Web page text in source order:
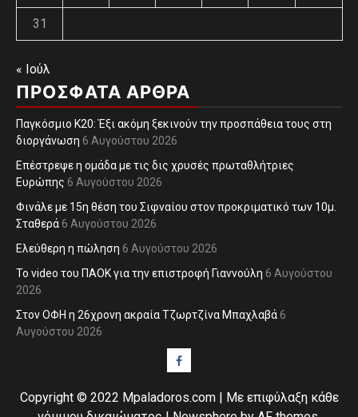
31
« Ιούλ
ΠΡΌΣΦΑΤΑ ΆΡΘΡΑ
Παγκόσμιο Κ20: Έξι ακόμη ξεκινούν την προσπάθεια τους στη
διοργάνωση 6 Αυγούστου 2026
Επέστρεψε η ομάδα με τις δις χρυσές πρωταθλήτριες
Ευρώπης 6 Αυγούστου 2026
Φινάλε με 15η θέση του Σιφναίου στον προκριματικό των 10μ.
Σταθερά 6 Αυγούστου 2026
Eλεύθερη η πώληση 6 Αυγούστου 2026
Το video του ΠΑΟΚ για την επιστροφή Γιαννούλη 6 Αυγούστου
2026
Στον ΟΦΗ η 26χρονη ακραία Τζωρτζίνα Μπαχλαβά 6
Αυγούστου 2026
Facebook
Copyright © 2022 Mpaladoros.com | Με επιφύλαξη κάθε